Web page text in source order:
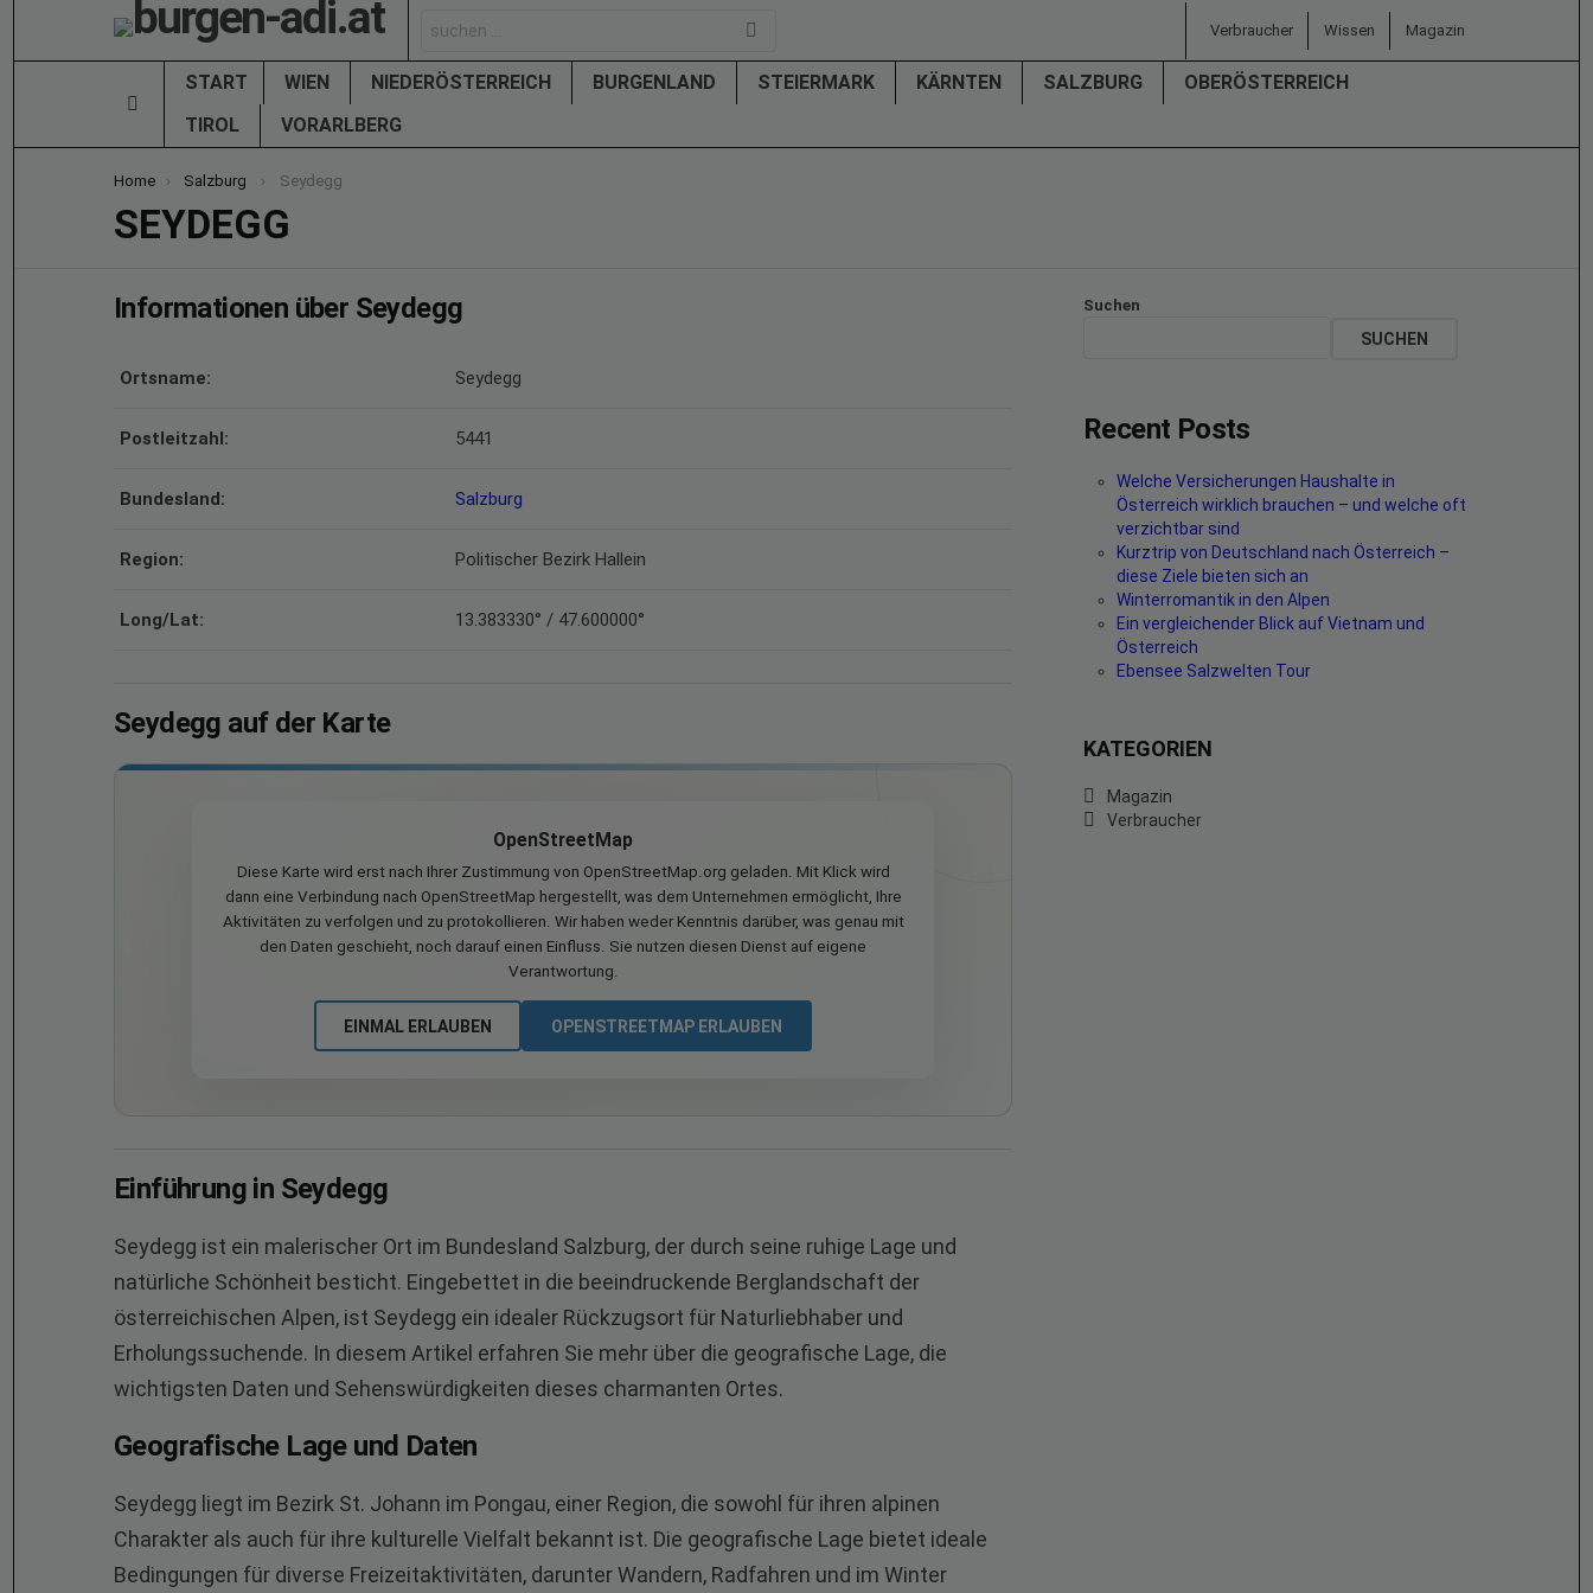
for:
Verbraucher Wissen Magazin
START WIEN NIEDERÖSTERREICH BURGENLAND STEIERMARK KÄRNTEN SALZBURG
OBERÖSTERREICH
TIROL
VORARLBERG
You are here:
Home Salzburg Seydegg
SEYDEGG
Informationen über Seydegg
Ortsname: Seydegg
Postleitzahl: 5441
Bundesland: Salzburg
Region: Politischer Bezirk Hallein
Long/Lat: 13.383330° / 47.600000°
Seydegg auf der Karte
OpenStreetMap
Diese Karte wird erst nach Ihrer Zustimmung von OpenStreetMap.org geladen. Mit Klick wird
dann eine Verbindung nach OpenStreetMap hergestellt, was dem Unternehmen ermöglicht, Ihre
Aktivitäten zu verfolgen und zu protokollieren. Wir haben weder Kenntnis darüber, was genau mit
den Daten geschieht, noch darauf einen Einfluss. Sie nutzen diesen Dienst auf eigene
Verantwortung.
EINMAL ERLAUBEN OPENSTREETMAP ERLAUBEN
Einführung in Seydegg
Seydegg ist ein malerischer Ort im Bundesland Salzburg, der durch seine ruhige Lage und
natürliche Schönheit besticht. Eingebettet in die beeindruckende Berglandschaft der
österreichischen Alpen, ist Seydegg ein idealer Rückzugsort für Naturliebhaber und
Erholungssuchende. In diesem Artikel erfahren Sie mehr über die geografische Lage, die
wichtigsten Daten und Sehenswürdigkeiten dieses charmanten Ortes.
Geografische Lage und Daten
Seydegg liegt im Bezirk St. Johann im Pongau, einer Region, die sowohl für ihren alpinen
Charakter als auch für ihre kulturelle Vielfalt bekannt ist. Die geografische Lage bietet ideale
Bedingungen für diverse Freizeitaktivitäten, darunter Wandern, Radfahren und im Winter
Suchen
SUCHEN
Recent Posts
Welche Versicherungen Haushalte in
Österreich wirklich brauchen – und welche oft
verzichtbar sind
Kurztrip von Deutschland nach Österreich –
diese Ziele bieten sich an
Winterromantik in den Alpen
Ein vergleichender Blick auf Vietnam und
Österreich
Ebensee Salzwelten Tour
KATEGORIEN
Magazin
Verbraucher